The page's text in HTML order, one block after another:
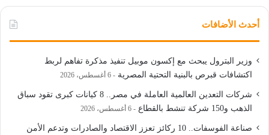
أحدث الأضافات
وزير البترول يبحث مع إكسون موبيل تنفيذ مذكرة تفاهم لربط
اكتشافات قبرص بالبنية التحتية المصرية
6 أغسطس، 2026
شركات التعدين العالمية العاملة في مصر.. 8 كيانات كبرى تقود سباق
الذهب و150 شركة تنشط بالقطاع
6 أغسطس، 2026
صناعة الفوسفات.. 10 ركائز تعزز الاقتصاد والصادرات وتدعم الأمن